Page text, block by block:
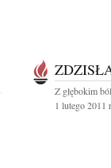
Z głębokim
1 lutego 2011